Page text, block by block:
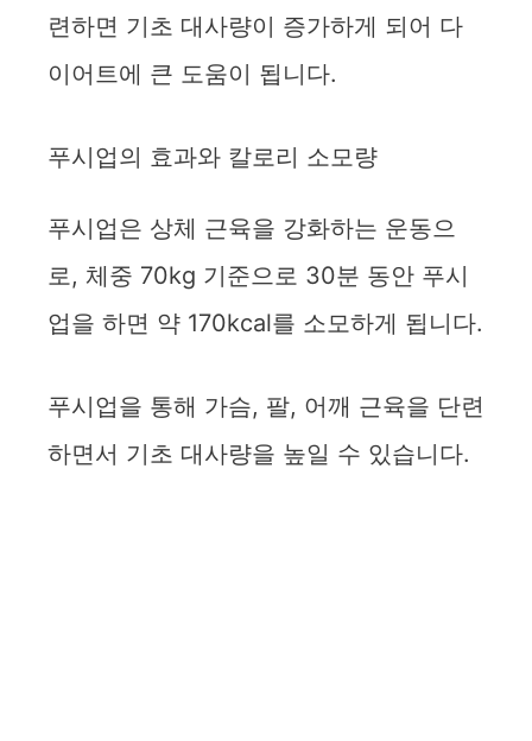
련하면 기초 대사량이 증가하게 되어 다
이어트에 큰 도움이 됩니다.
푸시업의 효과와 칼로리 소모량
푸시업은 상체 근육을 강화하는 운동으
로, 체중 70kg 기준으로 30분 동안 푸시
업을 하면 약 170kcal를 소모하게 됩니다.
푸시업을 통해 가슴, 팔, 어깨 근육을 단련
하면서 기초 대사량을 높일 수 있습니다.